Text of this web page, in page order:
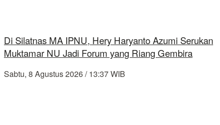
Di Silatnas MA IPNU, Hery Haryanto Azumi Serukan
Muktamar NU Jadi Forum yang Riang Gembira
Sabtu, 8 Agustus 2026 / 13:37 WIB